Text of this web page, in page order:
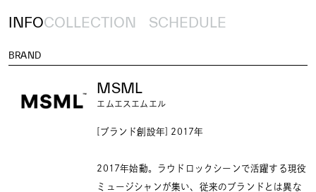
INFOCOLLECTION SCHEDULE
BRAND
MSML
エムエスエムエル
[ブランド創設年] 2017年
2017年始動。ラウドロックシーンで活躍する現役
ミュージシャンが集い、従来のブランドとは異な